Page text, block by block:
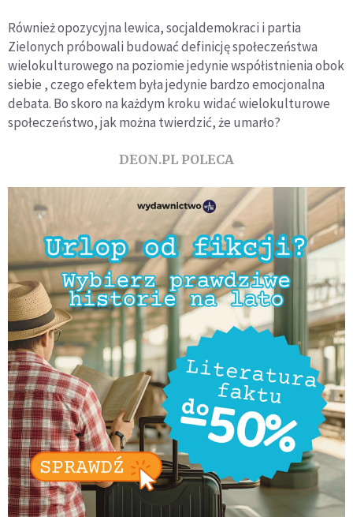
Również opozycyjna lewica, socjaldemokraci i partia
Zielonych próbowali budować definicję społeczeństwa
wielokulturowego na poziomie jedynie współistnienia obok
siebie , czego efektem była jedynie bardzo emocjonalna
debata. Bo skoro na każdym kroku widać wielokulturowe
społeczeństwo, jak można twierdzić, że umarło?
DEON.PL POLECA